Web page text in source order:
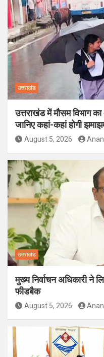
उत्तराखंड
उत्तराखंड में मौसम विभाग
जानिए कहां-कहां होगी
August 5, 2026
उत्तराखंड
मुख्य निर्वाचन अधिकारी ने
फीडबैक
August 5, 2026